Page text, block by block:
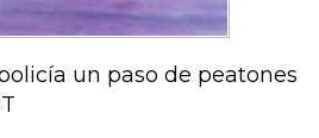
un paso de peatones